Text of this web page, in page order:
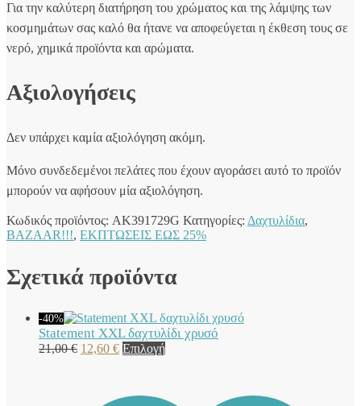
Για την καλύτερη διατήρηση του χρώματος και της λάμψης των
κοσμημάτων σας καλό θα ήτανε να αποφεύγεται η έκθεση τους σε
νερό, χημικά προϊόντα και αρώματα.
Αξιολογήσεις
Δεν υπάρχει καμία αξιολόγηση ακόμη.
Μόνο συνδεδεμένοι πελάτες που έχουν αγοράσει αυτό το προϊόν
μπορούν να αφήσουν μία αξιολόγηση.
Κωδικός προϊόντος: AK391729G Κατηγορίες: Δαχτυλίδια,
BAZAAR!!!, ΕΚΠΤΩΣΕΙΣ ΕΩΣ 25%
Σχετικά προϊόντα
-40%
Statement XXL δαχτυλίδι χρυσό
21,00€ Original
12,60 €ΗΕπιλογήΑυτό